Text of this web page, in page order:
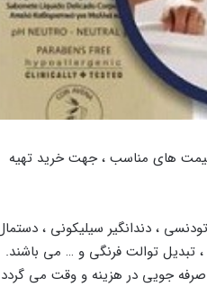
قیمت های مناسب ، جهت خرید تهیه
، دندانگیر سیلیکونی ،
تبدیل توالت فرنگی و … می باشند.
جویی در هزینه و وقت می